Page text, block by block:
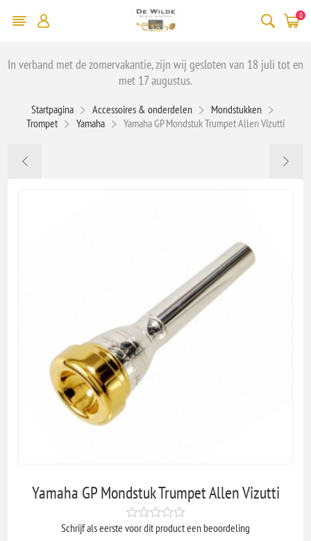
0
In verband met de zomervakantie, zijn wij gesloten van 18 juli tot en
met 17 augustus.
Startpagina Accessoires & onderdelen
Mondstukken
Trompet
Yamaha Yamaha GP Mondstuk Trumpet Allen Vizutti
Yamaha GP Mondstuk Trumpet Allen Vizutti
Schrijf als eerste voor dit product een beoordeling